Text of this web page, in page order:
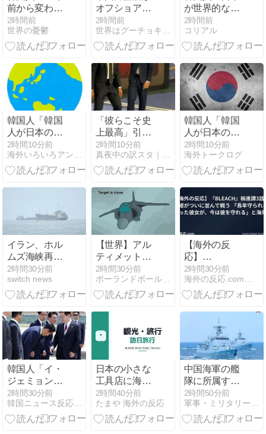
ッタリ最大
値」
前から変わら
ない日本の女
子高生の姿に
韓国人が衝
らないデザイ
ンの制服や革
靴を着用し続
けるのか？」
2時間前
世界の憂鬱
オフショア課
税で青息吐
息！（海外の
反応）
2時間前
世界はグーチョキパー｜海外の反応まとめ
が世界的な観
光大国として
認められてい
る理由がこち
2時間前
コリアル
韓国人「韓国
人が日本のラ
ーメンについ
て勘違いして
いることがこ
＝韓国の反応
2時間10分前
海外いろいろアンテナ
「彼らこそ史
上最高」引退
レジェンド2
人の神業にフ
ァン熱狂！
応】
2時間10分前
真夜中の訳スタ｜MLB・欧州サッカー 海外の反応翻訳ブログ
韓国人「韓国
人が日本のラ
ーメンについ
て勘違いして
いることがこ
っ？？？？？？？
＝韓国の反応
2時間10分前
海外トークログ
イラン、ホル
ムズ海峡再開
には、米国が
条件を受け入
れる必要あり
2時間30分前
switch news
【世界】アル
ティメット・
エアストライ
ク【ポーラン
ドボール】
2時間30分前
ポーランドボール 翻訳
【海外の反
応】
『BLEACH』
禍進譚3話、
織姫がついに
る側だった彼
女が、今は彼
を守れる」と
海外号泣
2時間30分前
海外の反応.com【外国人の反応まとめ】
韓国人「イ・
ジェミョン代
表に90度お辞
儀するチョ
ン・チョンレ
2時間30分前
韓国ニュース反応まとめ
日本の小さな
工具店に海外
ユーザー熱狂
「何時間でも
いられる」
2時間40分前
たまや 海外の反応
中国海軍の艦
隊に所属する
052C型ミサイ
ル駆逐艦「長
春」と052D型
2時間50分前
軍事・ミリタリー速報